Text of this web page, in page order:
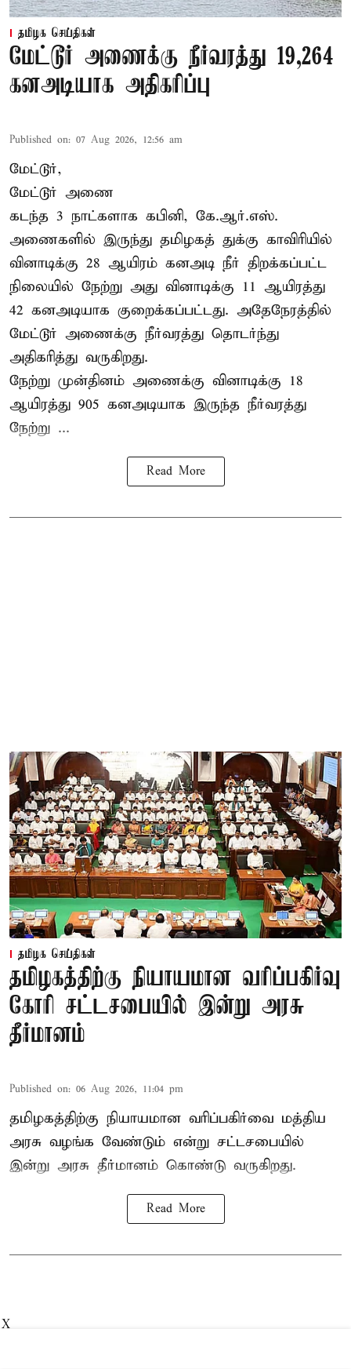
தமிழக செய்திகள்
மேட்டூர் அணைக்கு நீர்வரத்து 19,264
கனஅடியாக அதிகரிப்பு
Published on: 07 Aug 2026, 12:56 am
மேட்டூர்,
மேட்டூர் அணை
கடந்த 3 நாட்களாக கபினி, கே.ஆர்.எஸ்.
அணைகளில் இருந்து தமிழகத் துக்கு காவிரியில்
வினாடிக்கு 28 ஆயிரம் கனஅடி நீர் திறக்கப்பட்ட
நிலையில் நேற்று அது வினாடிக்கு 11 ஆயிரத்து
42 கனஅடியாக குறைக்கப்பட்டது. அதேநேரத்தில்
மேட்டூர் அணைக்கு நீர்வரத்து தொடர்ந்து
அதிகரித்து வருகிறது.
நேற்று முன்தினம் அணைக்கு வினாடிக்கு 18
ஆயிரத்து 905 கனஅடியாக இருந்த நீர்வரத்து
நேற்று ...
Read More
தமிழக செய்திகள்
தமிழகத்திற்கு நியாயமான வரிப்பகிர்வு
கோரி சட்டசபையில் இன்று அரசு
தீர்மானம்
Published on: 06 Aug 2026, 11:04 pm
தமிழகத்திற்கு நியாயமான வரிப்பகிர்வை மத்திய
அரசு வழங்க வேண்டும் என்று சட்டசபையில்
இன்று அரசு தீர்மானம் கொண்டு வருகிறது.
Read More
X